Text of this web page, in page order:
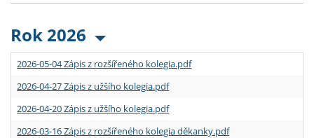
Rok 2026
2026-05-04 Zápis z rozšířeného kolegia.pdf
2026-04-27 Zápis z užšího kolegia.pdf
2026-04-20 Zápis z užšího kolegia.pdf
2026-03-16 Zápis z rozšířeného kolegia děkanky.pdf